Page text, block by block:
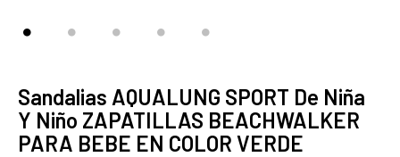
Sandalias AQUALUNG SPORT De Niña
Y Niño ZAPATILLAS BEACHWALKER
PARA BEBE EN COLOR VERDE